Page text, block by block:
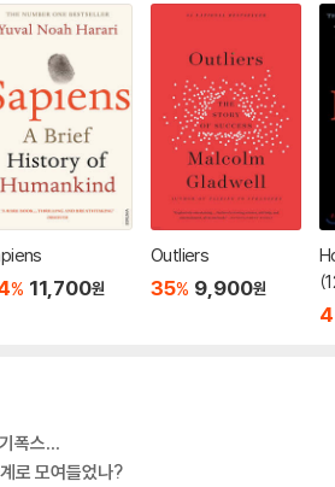
% 11,700원
Outliers
35% 9,900원
폭스…
로 모여들었나?